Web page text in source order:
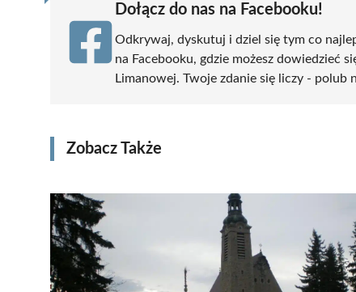
Dołącz do nas na Facebooku!
Odkrywaj, dyskutuj i dziel się tym co
na Facebooku, gdzie możesz dowiedzieć
Limanowej. Twoje zdanie się liczy - polub
Zobacz Także